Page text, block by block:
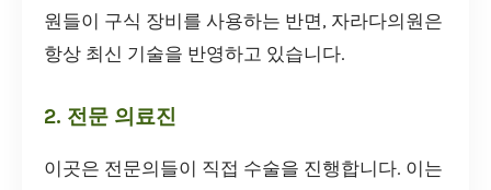
원들이 구식 장비를 사용하는 반면, 자라다의원은
항상 최신 기술을 반영하고 있습니다.
2. 전문 의료진
이곳은 전문의들이 직접 수술을 진행합니다. 이는